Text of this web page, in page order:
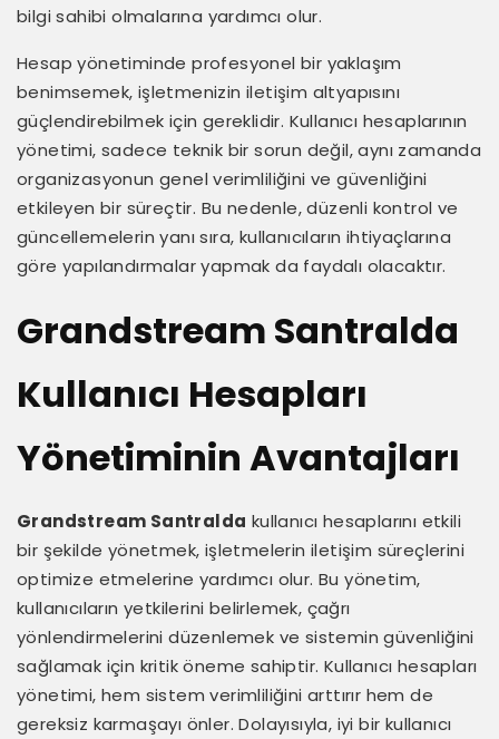
bilgi sahibi olmalarına yardımcı olur.
Hesap yönetiminde profesyonel bir yaklaşım
benimsemek, işletmenizin iletişim altyapısını
güçlendirebilmek için gereklidir. Kullanıcı hesaplarının
yönetimi, sadece teknik bir sorun değil, aynı zamanda
organizasyonun genel verimliliğini ve güvenliğini
etkileyen bir süreçtir. Bu nedenle, düzenli kontrol ve
güncellemelerin yanı sıra, kullanıcıların ihtiyaçlarına
göre yapılandırmalar yapmak da faydalı olacaktır.
Grandstream Santralda
Kullanıcı Hesapları
Yönetiminin Avantajları
Grandstream Santralda kullanıcı hesaplarını etkili
bir şekilde yönetmek, işletmelerin iletişim süreçlerini
optimize etmelerine yardımcı olur. Bu yönetim,
kullanıcıların yetkilerini belirlemek, çağrı
yönlendirmelerini düzenlemek ve sistemin güvenliğini
sağlamak için kritik öneme sahiptir. Kullanıcı hesapları
yönetimi, hem sistem verimliliğini arttırır hem de
gereksiz karmaşayı önler. Dolayısıyla, iyi bir kullanıcı